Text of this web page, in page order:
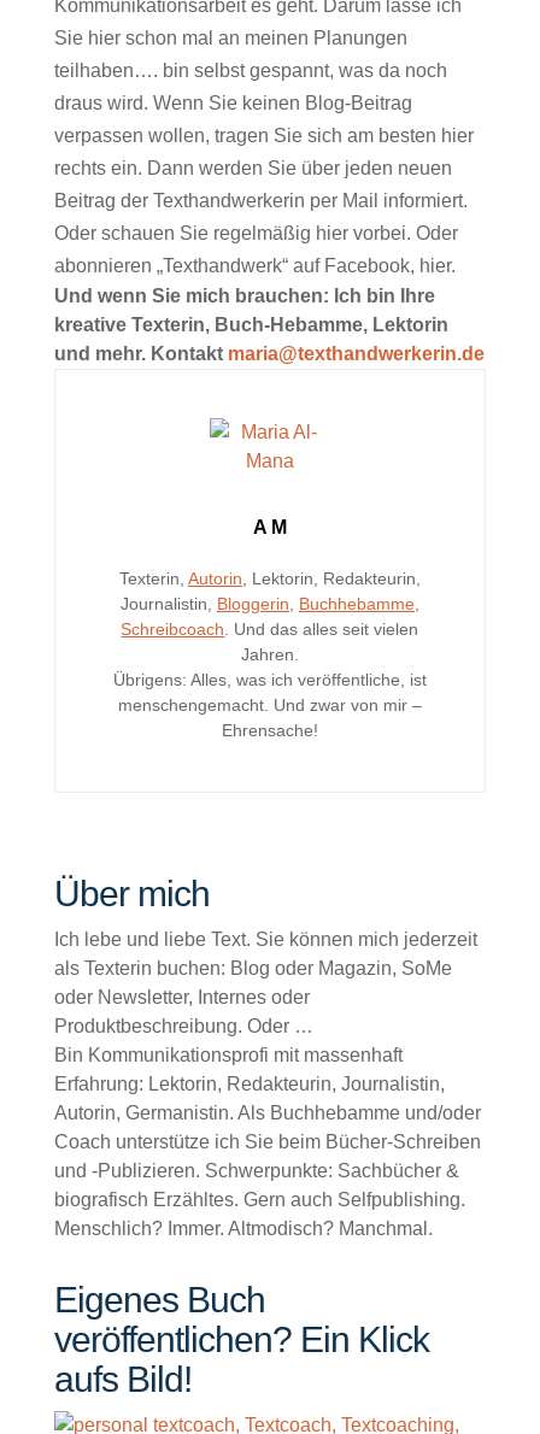
Kommunikationsarbeit es geht. Darum lasse ich
Sie hier schon mal an meinen Planungen
teilhaben…. bin selbst gespannt, was da noch
draus wird. Wenn Sie keinen Blog-Beitrag
verpassen wollen, tragen Sie sich am besten hier
rechts ein. Dann werden Sie über jeden neuen
Beitrag der Texthandwerkerin per Mail informiert.
Oder schauen Sie regelmäßig hier vorbei. Oder
abonnieren „Texthandwerk“ auf Facebook, hier.
Und wenn Sie mich brauchen: Ich bin Ihre
kreative Texterin, Buch-Hebamme, Lektorin
und mehr. Kontakt maria@texthandwerkerin.de
A M
Texterin, Autorin , Lektorin, Redakteurin,
Journalistin, Bloggerin Buchhebamme,
Schreibcoach . Und das alles seit vielen
Jahren.
Übrigens: Alles, was ich veröffentliche, ist
menschengemacht. Und zwar von mir –
Ehrensache!
Über mich
Ich lebe und liebe Text. Sie können mich jederzeit
als Texterin buchen: Blog oder Magazin, SoMe
oder Newsletter, Internes oder
Produktbeschreibung. Oder …
Bin Kommunikationsprofi mit massenhaft
Erfahrung: Lektorin, Redakteurin, Journalistin,
Autorin, Germanistin. Als Buchhebamme und/oder
Coach unterstütze ich Sie beim Bücher-Schreiben
und -Publizieren. Schwerpunkte: Sachbücher &
biografisch Erzähltes. Gern auch Selfpublishing.
Menschlich? Immer. Altmodisch? Manchmal.
Eigenes Buch
veröffentlichen? Ein Klick
aufs Bild!